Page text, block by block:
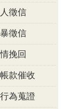
徵信
徵信
挽回
款催收
為蒐證